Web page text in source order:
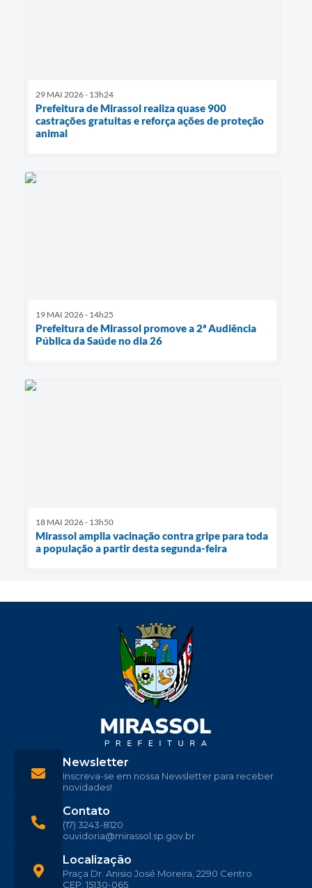
29 MAI 2026 - 13h24
Prefeitura de Mirassol realiza quase 900
castrações gratuitas e reforça ações de proteção
animal
19 MAI 2026 - 14h25
Prefeitura de Mirassol promove a 2ª Audiência
Pública da Saúde no dia 26
18 MAI 2026 - 13h50
Mirassol amplia vacinação contra gripe para toda
a população a partir desta segunda-feira
Localização
Praça Dr. Anisio José Moreira, 2290 Centro
CEP: 15130-065
Contato
(17) 3243-8120
ouvidoria@mirassol.sp.gov.br
Newsletter
Inscreva-se em nossa Newsletter para receber
novidades!